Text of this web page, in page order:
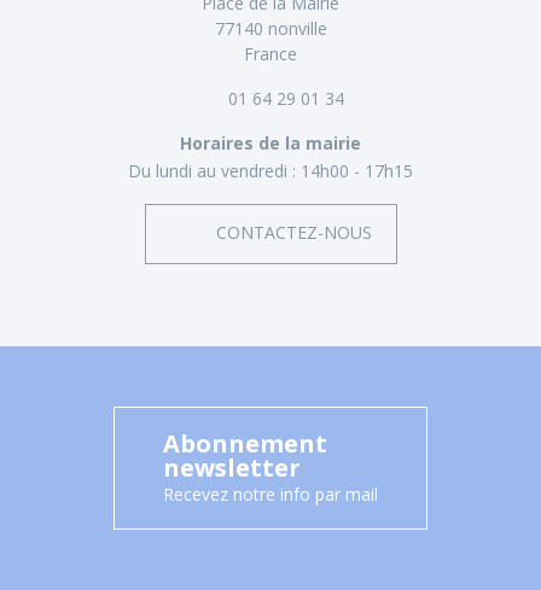
77140 nonville
France
01 64 29 01 34
Horaires de la mairie
Du lundi au vendredi : 14h00 - 17h15
CONTACTEZ-NOUS
Abonnement
newsletter
Recevez notre info par mail